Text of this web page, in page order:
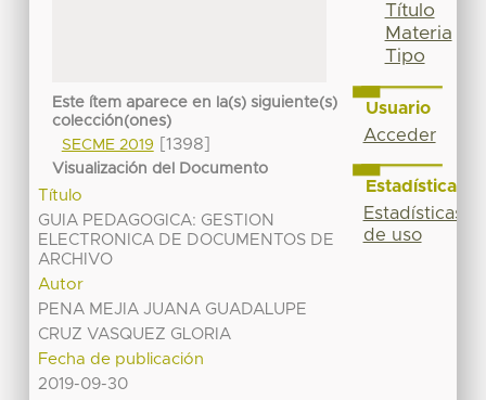
Este ítem aparece en la(s) siguiente(s)
colección(ones)
SECME 2019
[1398]
Visualización del Documento
Título
GUIA PEDAGOGICA: GESTION
ELECTRONICA DE DOCUMENTOS DE
ARCHIVO
Autor
PENA MEJIA JUANA GUADALUPE
CRUZ VASQUEZ GLORIA
Fecha de publicación
2019-09-30
Título
Materia
Tipo
Usuario
Acceder
Estadísticas
Estadísticas
de uso